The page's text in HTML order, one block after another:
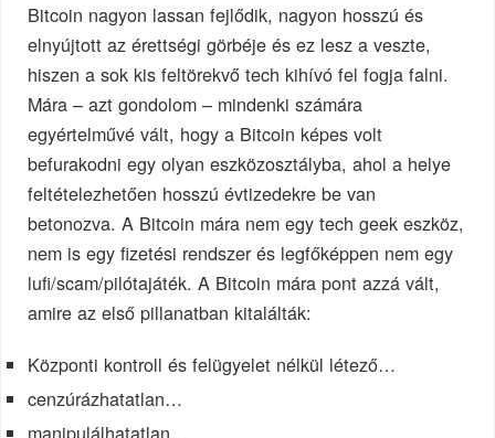
Bitcoin nagyon lassan fejlődik, nagyon hosszú és
elnyújtott az érettségi görbéje és ez lesz a veszte,
hiszen a sok kis feltörekvő tech kihívó fel fogja falni.
Mára – azt gondolom – mindenki számára
egyértelművé vált, hogy a Bitcoin képes volt
befurakodni egy olyan eszközosztályba, ahol a helye
feltételezhetően hosszú évtizedekre be van
betonozva. A Bitcoin mára nem egy tech geek eszköz,
nem is egy fizetési rendszer és legfőképpen nem egy
lufi/scam/pilótajáték. A Bitcoin mára pont azzá vált,
amire az első pillanatban kitalálták:
Központi kontroll és felügyelet nélkül létező…
cenzúrázhatatlan…
manipulálhatatlan…